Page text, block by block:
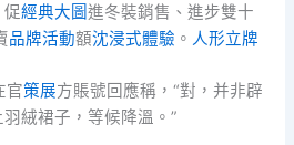
促經典大圖進冬裝銷售、進步雙十
品牌活動額沈浸式體驗 。 人形立牌
官策展方賬號回應稱，“對，并非辟
絨裙子，等候降溫。”